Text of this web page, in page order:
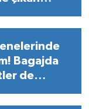
Bagajda
de